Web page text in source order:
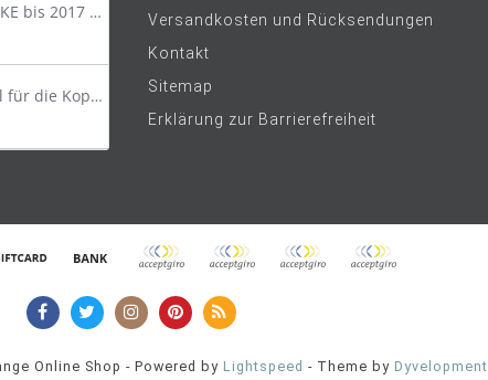
Mazda CX-5 KE bis 2017 Lastenträger Dachträger
Kleiderbügel für die Kopfstütze
Versandkosten und Rücksendungen
Kontakt
Sitemap
Erklärung zur Barrierefreiheit
Online Shop - Powered by Lightspeed - Theme by Dyvelopment